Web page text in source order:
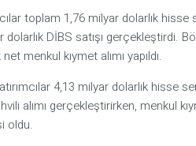
toplam 1,76 milyar dolarlık
DİBS satışı gerçekleştirdi.
menkul kıymet alımı yapıldı.
4,13 milyar dolarlık hisse
alımı gerçekleştirirken, menkul
oldu.